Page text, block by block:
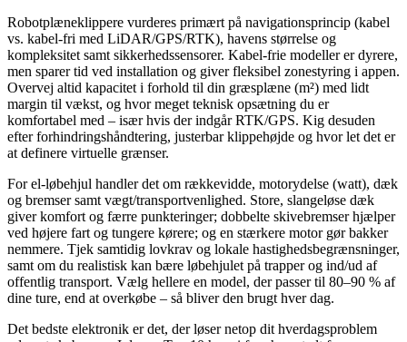
Robotplæneklippere vurderes primært på navigationsprincip (kabel
vs. kabel-fri med LiDAR/GPS/RTK), havens størrelse og
kompleksitet samt sikkerhedssensorer. Kabel-frie modeller er dyrere,
men sparer tid ved installation og giver fleksibel zonestyring i appen.
Overvej altid kapacitet i forhold til din græsplæne (m²) med lidt
margin til vækst, og hvor meget teknisk opsætning du er
komfortabel med – især hvis der indgår RTK/GPS. Kig desuden
efter forhindringshåndtering, justerbar klippehøjde og hvor let det er
at definere virtuelle grænser.
For el-løbehjul handler det om rækkevidde, motorydelse (watt), dæk
og bremser samt vægt/transportvenlighed. Store, slangeløse dæk
giver komfort og færre punkteringer; dobbelte skivebremser hjælper
ved højere fart og tungere kørere; og en stærkere motor gør bakker
nemmere. Tjek samtidig lovkrav og lokale hastighedsbegrænsninger,
samt om du realistisk kan bære løbehjulet på trapper og ind/ud af
offentlig transport. Vælg hellere en model, der passer til 80–90 % af
dine ture, end at overkøbe – så bliver den brugt hver dag.
Det bedste elektronik er det, der løser netop dit hverdagsproblem